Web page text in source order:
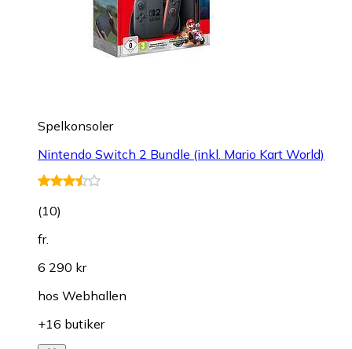
Spelkonsoler
Nintendo Switch 2 Bundle (inkl. Mario Kart World)
(10)
fr.
6 290 kr
hos Webhallen
+16 butiker